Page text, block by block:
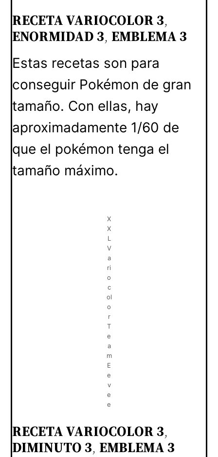
RECETA VARIOCOLOR 3,
ENORMIDAD 3, EMBLEMA 3
Estas recetas son para
conseguir Pokémon de gran
tamaño. Con ellas, hay
aproximadamente 1/60 de
que el pokémon tenga el
tamaño máximo.
X
X
L
V
a
ri
o
c
ol
o
r
T
e
a
m
E
e
v
e
e
RECETA VARIOCOLOR 3,
DIMINUTO 3, EMBLEMA 3